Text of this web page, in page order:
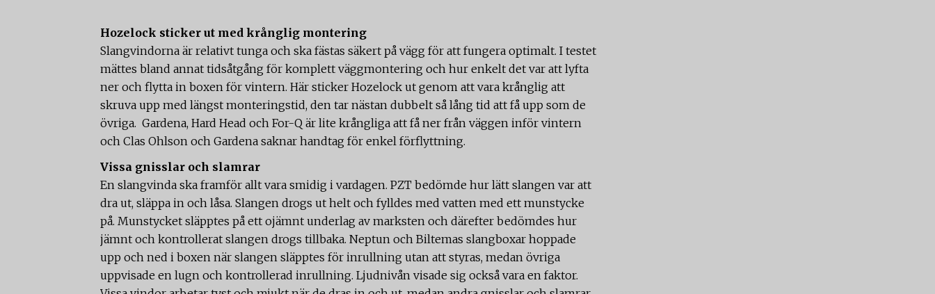
Hozelock sticker ut med krånglig montering
Slangvindorna är relativt tunga och ska fästas säkert på vägg för att fungera optimalt. I testet
mättes bland annat tidsåtgång för komplett väggmontering och hur enkelt det var att lyfta
ner och flytta in boxen för vintern. Här sticker Hozelock ut genom att vara krånglig att
skruva upp med längst monteringstid, den tar nästan dubbelt så lång tid att få upp som de
övriga. Gardena, Hard Head och For-Q är lite krångliga att få ner från väggen inför vintern
och Clas Ohlson och Gardena saknar handtag för enkel förflyttning.
Vissa gnisslar och slamrar
En slangvinda ska framför allt vara smidig i vardagen. PZT bedömde hur lätt slangen var att
dra ut, släppa in och låsa. Slangen drogs ut helt och fylldes med vatten med ett munstycke
på. Munstycket släpptes på ett ojämnt underlag av marksten och därefter bedömdes hur
jämnt och kontrollerat slangen drogs tillbaka. Neptun och Biltemas slangboxar hoppade
upp och ned i boxen när slangen släpptes för inrullning utan att styras, medan övriga
uppvisade en lugn och kontrollerad inrullning. Ljudnivån visade sig också vara en faktor.